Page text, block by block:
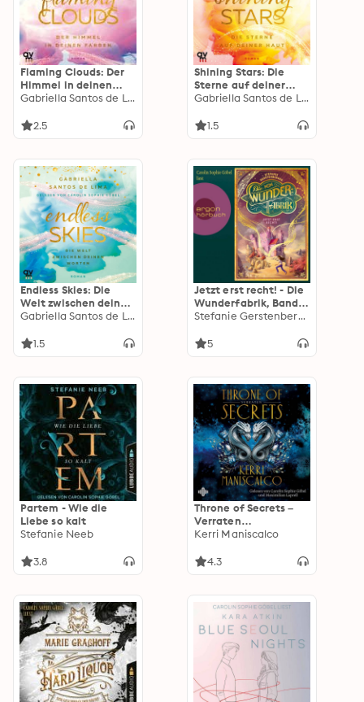
Flaming Clouds: Der
Himmel in deinen
Farben (Above the
Gabriella Santos de Lima
2.5
Shining Stars: Die
Sterne auf deiner
Haut (Above the
Gabriella Santos de Lima
1.5
Endless Skies: Die
Welt zwischen deinen
Worten (Above the
Gabriella Santos de Lima
1.5
Jetzt erst recht! - Die
Wunderfabrik, Band 3
(Ungekürzt)
Stefanie Gerstenberger
5
Partem - Wie die
Liebe so kalt
Stefanie Neeb
3.8
Throne of Secrets –
Verraten
(Höllenfürsten-Reihe
Adult-Fantasy aus der
Kerri Maniscalco
4.3